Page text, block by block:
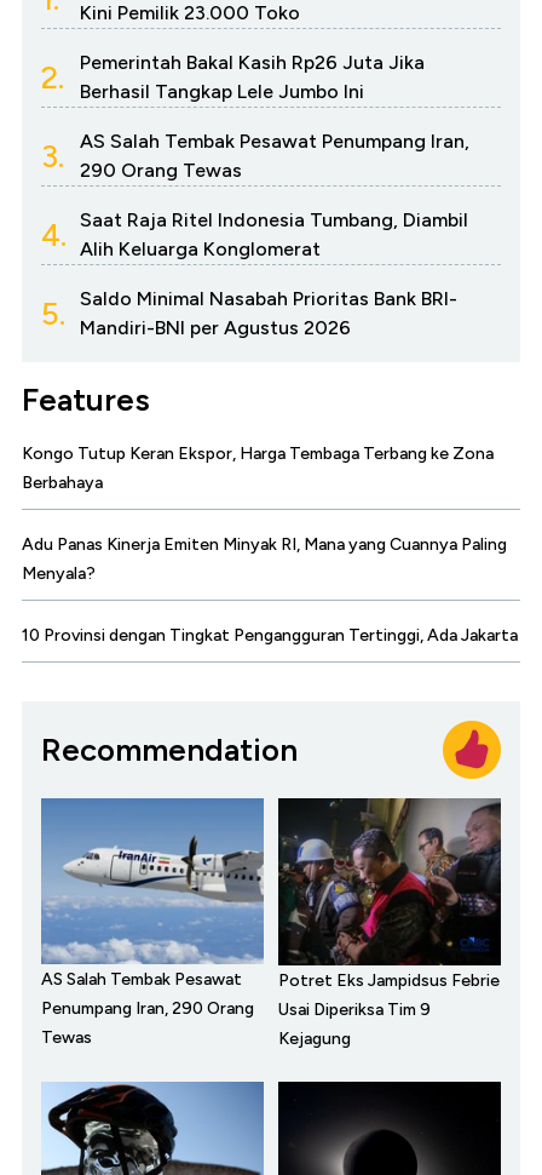
Kini Pemilik 23.000 Toko
2.
Pemerintah Bakal Kasih Rp26 Juta Jika
Berhasil Tangkap Lele Jumbo Ini
3.
AS Salah Tembak Pesawat Penumpang Iran,
290 Orang Tewas
4.
Saat Raja Ritel Indonesia Tumbang, Diambil
Alih Keluarga Konglomerat
5.
Saldo Minimal Nasabah Prioritas Bank BRI-
Mandiri-BNI per Agustus 2026
Features
Kongo Tutup Keran Ekspor, Harga Tembaga Terbang ke Zona
Berbahaya
Adu Panas Kinerja Emiten Minyak RI, Mana yang Cuannya Paling
Menyala?
10 Provinsi dengan Tingkat Pengangguran Tertinggi, Ada Jakarta
Recommendation
AS Salah Tembak Pesawat
Penumpang Iran, 290 Orang
Tewas
Potret Eks Jampidsus Febrie
Usai Diperiksa Tim 9
Kejagung